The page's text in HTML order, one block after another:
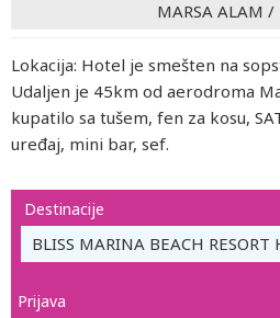
MARSA ALAM /
Lokacija: Hotel je smešten na
Udaljen je 45km od aerodroma
kupatilo sa tušem, fen za kosu,
uređaj, mini bar, sef.
Destinacije
BLISS MARINA BEACH RESORT
Prijava